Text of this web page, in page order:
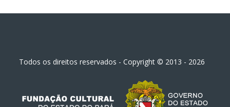
Todos os direitos reservados - Copyright © 2013 - 2026